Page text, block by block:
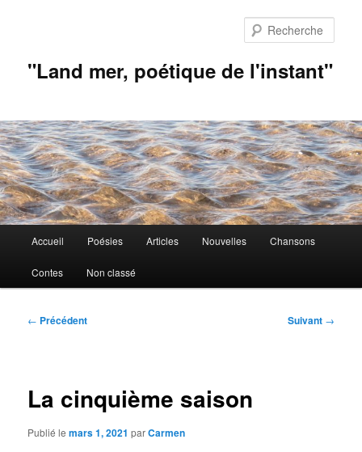
"Land mer, poétique de l'instant"
principal
Accueil Poésies Articles Nouvelles Chansons
Contes Non classé
Navigation
← Précédent Suivant →
La cinquième saison
Publié lemars 1, 2021 parCarmen